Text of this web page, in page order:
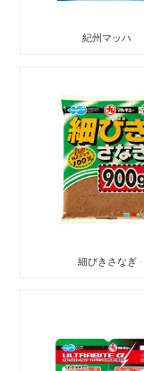
紀州マッハ
細びきさなぎ